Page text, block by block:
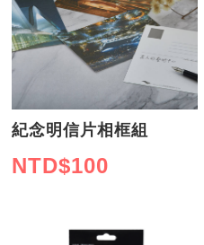
紀念明信片相框組
NTD$100